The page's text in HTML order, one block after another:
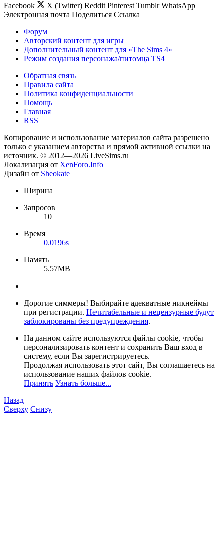
Facebook
X (Twitter) Reddit Pinterest Tumblr WhatsApp
Электронная почта Поделиться Ссылка
Форум
Авторский контент для игры
Дополнительный контент для «The Sims 4»
Режим создания персонажа/питомца TS4
Обратная связь
Правила сайта
Политика конфиденциальности
Помощь
Главная
RSS
Копирование и использование материалов сайта разрешено
только с указанием авторства и прямой активной ссылки на
источник. © 2012—2026 LiveSims.ru
Локализация от XenForo.Info
Дизайн от Sheokate
Ширина
Запросов
10
Время
0.0196s
Память
5.57MB
Дорогие симмеры! Выбирайте адекватные никнеймы
при регистрации. Нечитабельные и нецензурные будут
заблокированы без предупреждения.
На данном сайте используются файлы cookie, чтобы
персонализировать контент и сохранить Ваш вход в
систему, если Вы зарегистрируетесь.
Продолжая использовать этот сайт, Вы соглашаетесь на
использование наших файлов cookie.
Принять Узнать больше...
Назад
Сверху Снизу